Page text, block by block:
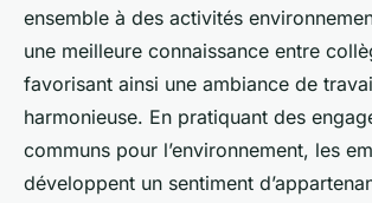
ensemble à des activités
une meilleure connaissance entre
favorisant ainsi une ambiance de
harmonieuse. En pratiquant des
communs pour l’environnement, les
développent un sentiment